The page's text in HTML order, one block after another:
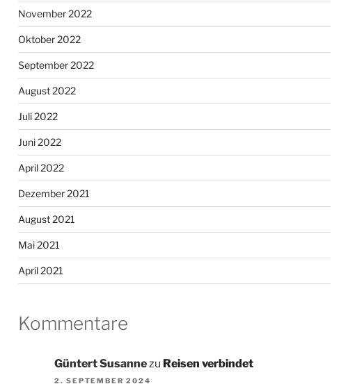
November 2022
Oktober 2022
September 2022
August 2022
Juli 2022
Juni 2022
April 2022
Dezember 2021
August 2021
Mai 2021
April 2021
Kommentare
Güntert Susannezu Reisen verbindet
2. SEPTEMBER 2024